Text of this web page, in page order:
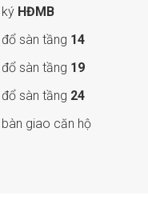
HĐMB
sàn tầng 14
sàn tầng 19
sàn tầng 24
giao căn hộ